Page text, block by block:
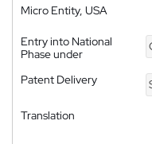
Micro Entity, USA
Entry into National
Phase under
Patent Delivery
Translation